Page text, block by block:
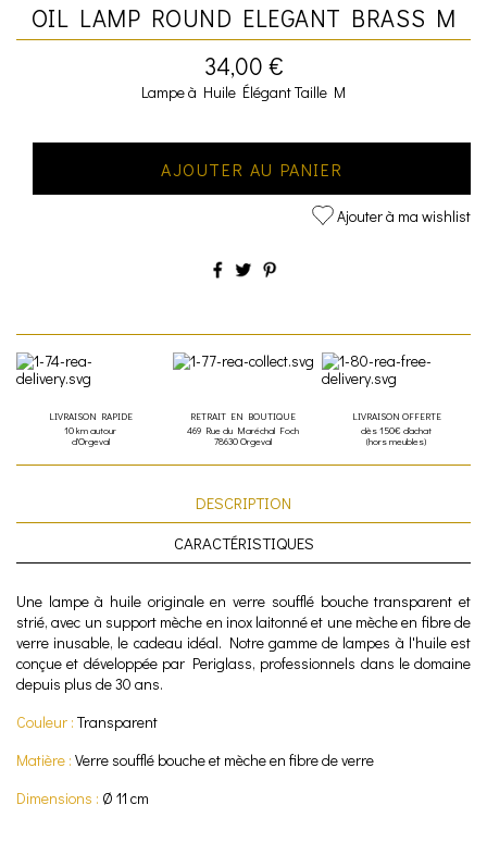
OIL LAMP ROUND ELEGANT BRASS M
34,00 €
Lampe à Huile Élégant Taille M
AJOUTER AU PANIER
Ajouter à ma wishlist
LIVRAISON RAPIDE
10 km autour
d'Orgeval
RETRAIT EN BOUTIQUE
469 Rue du Maréchal Foch
78630 Orgeval
LIVRAISON OFFERTE
dès 150€ d'achat
(hors meubles)
DESCRIPTION
CARACTÉRISTIQUES
Une lampe à huile originale en verre soufflé bouche transparent et
strié, avec un support mèche en inox laitonné et une mèche en fibre de
verre inusable, le cadeau idéal. Notre gamme de lampes à l'huile est
conçue et développée par Periglass, professionnels dans le domaine
depuis plus de 30 ans.
Couleur : Transparent
Matière : Verre soufflé bouche et mèche en fibre de verre
Dimensions : Ø 11 cm